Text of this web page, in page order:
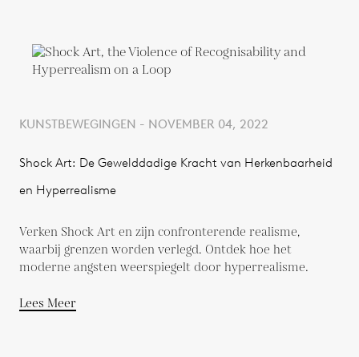
KUNSTBEWEGINGEN - NOVEMBER 04, 2022
Shock Art: De Gewelddadige Kracht van Herkenbaarheid
en Hyperrealisme
Verken Shock Art en zijn confronterende realisme,
waarbij grenzen worden verlegd. Ontdek hoe het
moderne angsten weerspiegelt door hyperrealisme.
Lees Meer